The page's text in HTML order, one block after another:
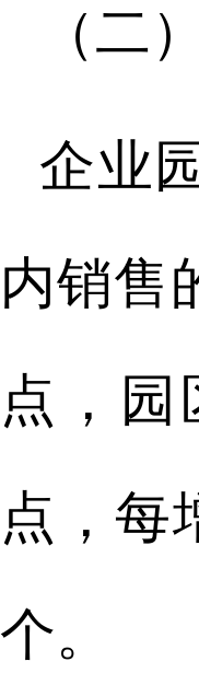
（二
企业
内销售
点，
点，每
个。